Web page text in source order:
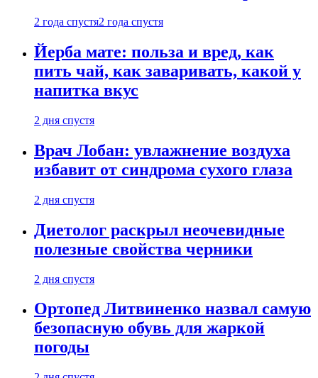
2 года спустя2 года спустя
Йерба мате: польза и вред, как
пить чай, как заваривать, какой у
напитка вкус
2 дня спустя
Врач Лобан: увлажнение воздуха
избавит от синдрома сухого глаза
2 дня спустя
Диетолог раскрыл неочевидные
полезные свойства черники
2 дня спустя
Ортопед Литвиненко назвал самую
безопасную обувь для жаркой
погоды